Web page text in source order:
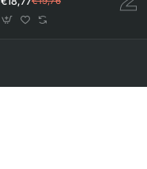
capsule (4
confezioni da 16) -
Melatonina